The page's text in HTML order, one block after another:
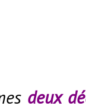
deux